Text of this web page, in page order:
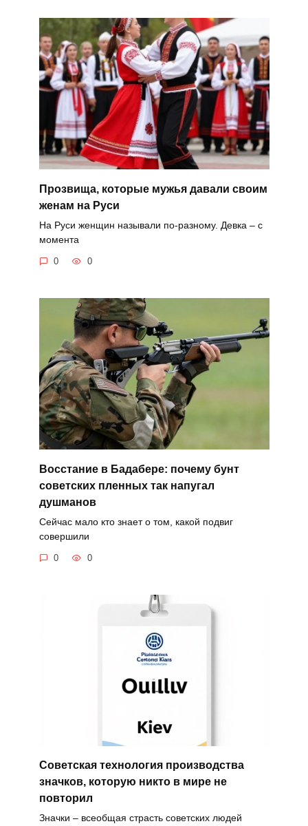
Прозвища, которые мужья давали своим
женам на Руси
На Руси женщин называли по-разному. Девка – с
момента
0 0
Восстание в Бадабере: почему бунт
советских пленных так напугал
душманов
Сейчас мало кто знает о том, какой подвиг
совершили
0 0
Советская технология производства
значков, которую никто в мире не
повторил
Значки – всеобщая страсть советских людей